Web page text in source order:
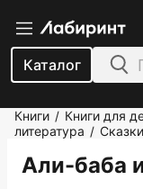
Каталог
Книги / Книги для
литература /
Али-баба